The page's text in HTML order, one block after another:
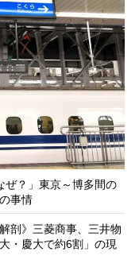
ぜ？」東京～博多間の
事情
剖》三菱商事、三井物
・慶大で約6割」の現